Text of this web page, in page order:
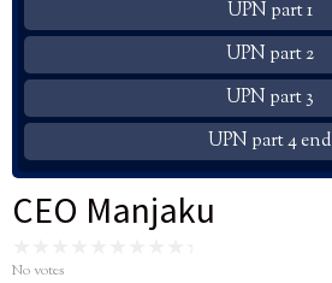
UPN part 1
UPN part 2
UPN part 3
UPN part 4 end
CEO Manjaku
No votes